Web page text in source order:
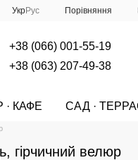
УкрРус Порівняння
+38 (066) 001-55-19
+38 (063) 207-49-38
· КАФЕ САД ·
гірчичний велюр